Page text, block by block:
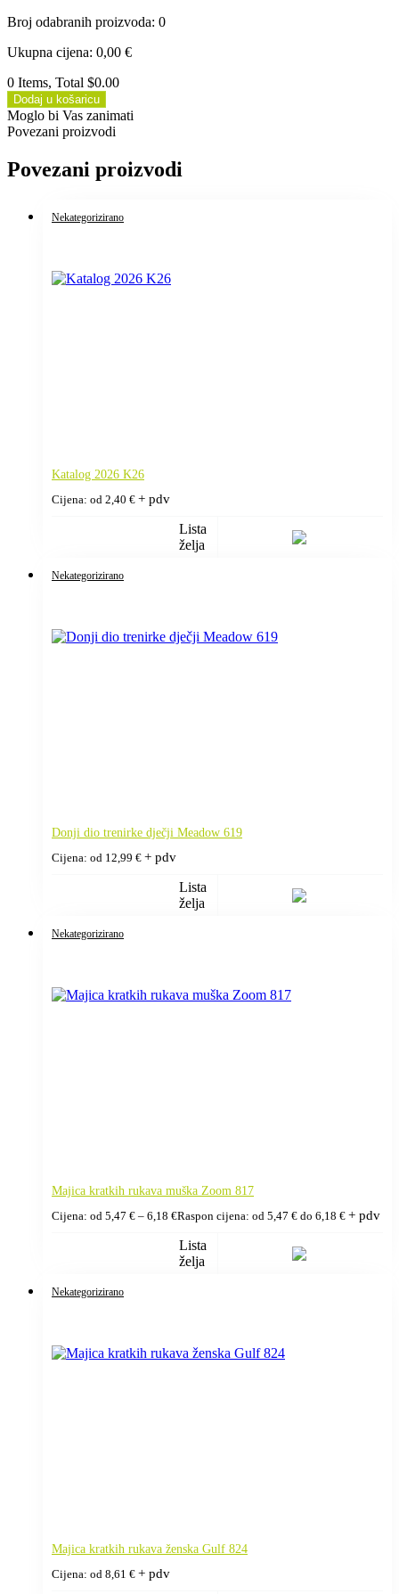
Broj odabranih proizvoda: 0
Ukupna cijena: 0,00 €
0 Items, Total $0.00
Dodaj u košaricu
Moglo bi Vas zanimati
Povezani proizvodi
Povezani proizvodi
Nekategorizirano
Katalog 2026 K26
Cijena: od 2,40 € + pdv
Lista
želja
Nekategorizirano
Donji dio trenirke dječji Meadow 619
Cijena: od 12,99 € + pdv
Lista
želja
Nekategorizirano
Majica kratkih rukava muška Zoom 817
Cijena: od 5,47 € – 6,18 €Raspon cijena: od 5,47 € do 6,18 € + pdv
Lista
želja
Nekategorizirano
Majica kratkih rukava ženska Gulf 824
Cijena: od 8,61 € + pdv